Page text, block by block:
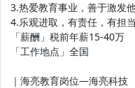
3.热爱教育事业，善于激发
4.乐观进取，有责任，有担
「薪酬」税前年薪15-40万
「工作地点」全国
｜海亮教育岗位—海亮科技